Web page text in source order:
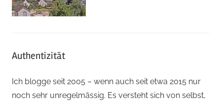
Authentizität
Ich blogge seit 2005 – wenn auch seit etwa 2015 nur
noch sehr unregelmässig. Es versteht sich von selbst,